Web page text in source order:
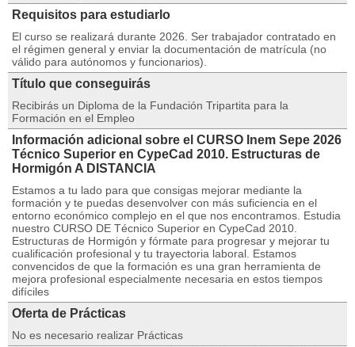
Requisitos para estudiarlo
El curso se realizará durante 2026. Ser trabajador contratado en
el régimen general y enviar la documentación de matrícula (no
válido para autónomos y funcionarios).
Título que conseguirás
Recibirás un Diploma de la Fundación Tripartita para la
Formación en el Empleo
Información adicional sobre el CURSO Inem Sepe 2026
Técnico Superior en CypeCad 2010. Estructuras de
Hormigón A DISTANCIA
Estamos a tu lado para que consigas mejorar mediante la
formación y te puedas desenvolver con más suficiencia en el
entorno económico complejo en el que nos encontramos. Estudia
nuestro CURSO DE Técnico Superior en CypeCad 2010.
Estructuras de Hormigón y fórmate para progresar y mejorar tu
cualificación profesional y tu trayectoria laboral. Estamos
convencidos de que la formación es una gran herramienta de
mejora profesional especialmente necesaria en estos tiempos
difíciles
Oferta de Prácticas
No es necesario realizar Prácticas